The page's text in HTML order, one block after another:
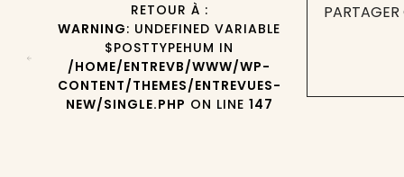
RETOUR À :
WARNING: UNDEFINED VARIABLE
$POSTTYPEHUM IN
/HOME/ENTREVB/WWW/WP-
CONTENT/THEMES/ENTREVUES-
NEW/SINGLE.PHP ON LINE 147